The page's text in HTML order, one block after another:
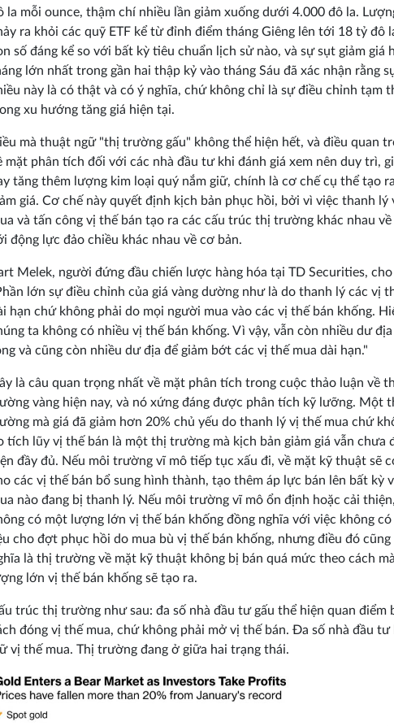
la mỗi ounce, thậm chí nhiều lần giảm xuống dưới 4.000 đô la.
ra khỏi các quỹ ETF kể từ đỉnh điểm tháng Giêng lên tới 18 tỷ đô
số đáng kể so với bất kỳ tiêu chuẩn lịch sử nào, và sự sụt giảm giá
lớn nhất trong gần hai thập kỷ vào tháng Sáu đã xác nhận rằng
này là có thật và có ý nghĩa, chứ không chỉ là sự điều chỉnh tạm
xu hướng tăng giá hiện tại.
mà thuật ngữ "thị trường gấu" không thể hiện hết, và điều quan
mặt phân tích đối với các nhà đầu tư khi đánh giá xem nên duy trì,
tăng thêm lượng kim loại quý nắm giữ, chính là cơ chế cụ thể tạo
giá. Cơ chế này quyết định kịch bản phục hồi, bởi vì việc thanh lý
và tấn công vị thế bán tạo ra các cấu trúc thị trường khác nhau về
động lực đảo chiều khác nhau về cơ bản.
Melek, người đứng đầu chiến lược hàng hóa tại TD Securities,
lớn sự điều chỉnh của giá vàng dường như là do thanh lý các vị
hạn chứ không phải do mọi người mua vào các vị thế bán khống.
ta không có nhiều vị thế bán khống. Vì vậy, vẫn còn nhiều dư
và cũng còn nhiều dư địa để giảm bớt các vị thế mua dài hạn."
là câu quan trọng nhất về mặt phân tích trong cuộc thảo luận về
vàng hiện nay, và nó xứng đáng được phân tích kỹ lưỡng. Một
mà giá đã giảm hơn 20% chủ yếu do thanh lý vị thế mua chứ
tích lũy vị thế bán là một thị trường mà kịch bản giảm giá vẫn chưa
đầy đủ. Nếu môi trường vĩ mô tiếp tục xấu đi, về mặt kỹ thuật sẽ
các vị thế bán bổ sung hình thành, tạo thêm áp lực bán lên bất kỳ
nào đang bị thanh lý. Nếu môi trường vĩ mô ổn định hoặc cải
có một lượng lớn vị thế bán khống đồng nghĩa với việc không có
cho đợt phục hồi do mua bù vị thế bán khống, nhưng điều đó cũng
là thị trường về mặt kỹ thuật không bị bán quá mức theo cách
lớn vị thế bán khống sẽ tạo ra.
trúc thị trường như sau: đa số nhà đầu tư gấu thể hiện quan điểm
đóng vị thế mua, chứ không phải mở vị thế bán. Đa số nhà đầu tư
vị thế mua. Thị trường đang ở giữa hai trạng thái.